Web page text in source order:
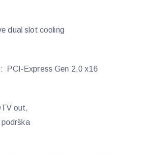
dual slot cooling
PCI-Express Gen 2.0 x16
out,